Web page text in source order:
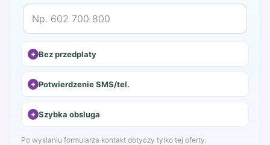
Bez przedplaty
Potwierdzenie SMS/tel.
Szybka obsluga
Po wyslaniu formularza kontakt dotyczy tylko tej oferty.